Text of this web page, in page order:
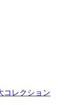
コレクション